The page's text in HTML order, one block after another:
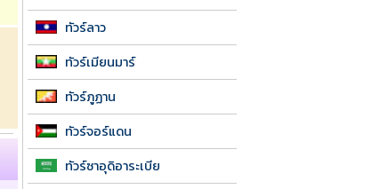
ทัวร์ลาว
ทัวร์เมียนมาร์
ทัวร์ภูฏาน
ทัวร์จอร์แดน
ทัวร์ซาอุดิอาระเบีย